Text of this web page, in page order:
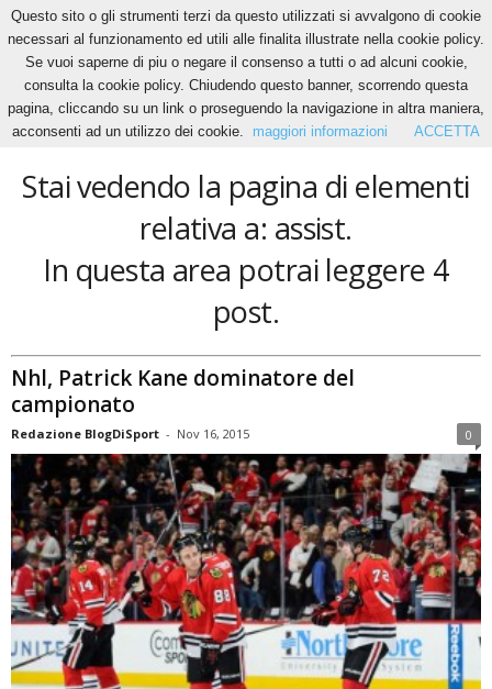
Home Tags Assist
assist
Stai vedendo la pagina di elementi
relativa a: assist.
In questa area potrai leggere 4
post.
Nhl, Patrick Kane dominatore del
campionato
Redazione BlogDiSport - Nov 16, 2015 0
Questo sito o gli strumenti terzi da questo utilizzati si avvalgono di cookie
necessari al funzionamento ed utili alle finalita illustrate nella cookie policy.
Se vuoi saperne di piu o negare il consenso a tutti o ad alcuni cookie,
consulta la cookie policy. Chiudendo questo banner, scorrendo questa
pagina, cliccando su un link o proseguendo la navigazione in altra maniera,
acconsenti ad un utilizzo dei cookie.
maggiori informazioni ACCETTA